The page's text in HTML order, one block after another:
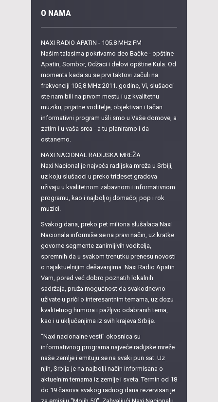
O NAMA
NAXI RADIO APATIN - 105.8 MHz FM
Našim talasima pokrivamo deo Bačke - opštine
Apatin, Sombor, Odžaci i delovi opštine Kula. Od
momenta kada su se prvi taktovi začuli na
frekvenciji 105,8 MHz 2011. godine, Vi, slušaoci
ste nam bili na prvom mestu i uz kvalitetnu
muziku, prijatne voditelje, objektivan i tačan
informativni program ušli smo u Vaše domove, a
zatim i u vaša srca - a tu planiramo i da
ostanemo.
NAXI NACIONAL RADIJSKA MREŽA
Naxi Nacional je najveća radijska mreža u Srbiji,
uz koju slušaoci u preko trideset gradova
uživaju u kvalitetnom zabavnom i informativnom
programu, kao i najboljoj domaćoj pop i rok
muzici.
Svakog dana, preko pet miliona slušalaca Naxi
Nacionala informiše se na pravi način, uz kratke
govorne segmente zanimljivih voditelja,
spremnih da u svakom trenutku prenesu novosti
o najaktuelnijim dešavanjima. Naxi Radio Apatin
Vam, pored već dobro poznatih lokalnih
sadržaja, pruža mogućnost da svakodnevno
uživate u priči o interesantnim temama, uz dozu
kvalitetnog humora i pažljivo odabranih tema,
kao i u uključenjima iz svih krajeva Srbije.
"Naxi nacionalne vesti" okosnica su
informativnog programa najveće radijske mreže
naše zemlje i emituju se na svaki pun sat. Uz
njih, Srbija je na najbolji način informisana o
aktuelnim temama iz zemlje i sveta. Termin od 18
do 19 časova svakog radnog dana rezervisan je